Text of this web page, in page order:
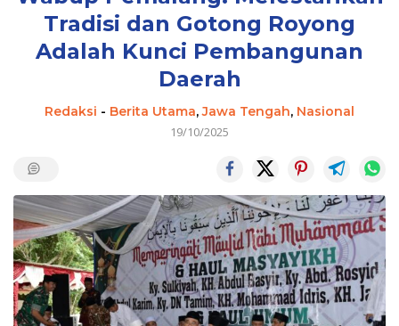
Tradisi dan Gotong Royong
Adalah Kunci Pembangunan
Daerah
Redaksi - Berita Utama,Jawa Tengah, Nasional
19/10/2025